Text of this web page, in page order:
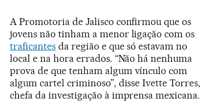
A Promotoria de Jalisco confirmou que os
jovens não tinham a menor ligação com os
traficantesda região e que só estavam no
local e na hora errados. “Não há nenhuma
prova de que tenham algum vínculo com
algum cartel criminoso”, disse Ivette Torres,
chefa da investigação à imprensa mexicana.